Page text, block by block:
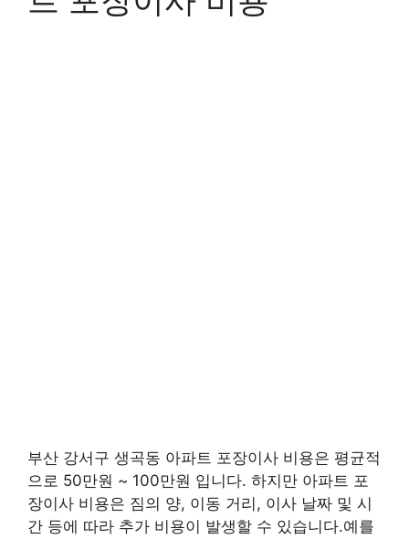
부산 강서구 생곡동 아파트 포장이사 비용은 평균적
으로 50만원 ~ 100만원 입니다. 하지만 아파트 포
장이사 비용은 짐의 양, 이동 거리, 이사 날짜 및 시
간 등에 따라 추가 비용이 발생할 수 있습니다.예를